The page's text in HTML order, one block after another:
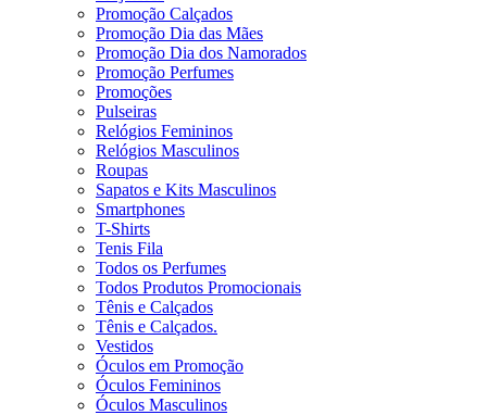
Promoção Calçados
Promoção Dia das Mães
Promoção Dia dos Namorados
Promoção Perfumes
Promoções
Pulseiras
Relógios Femininos
Relógios Masculinos
Roupas
Sapatos e Kits Masculinos
Smartphones
T-Shirts
Tenis Fila
Todos os Perfumes
Todos Produtos Promocionais
Tênis e Calçados
Tênis e Calçados.
Vestidos
Óculos em Promoção
Óculos Femininos
Óculos Masculinos